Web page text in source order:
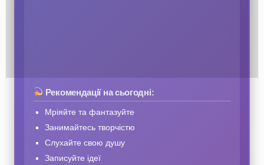
Рекомендації на сьогодні:
Мріяйте та фантазуйте
Занимайтесь творчістю
Слухайте свою душу
Записуйте ідеї